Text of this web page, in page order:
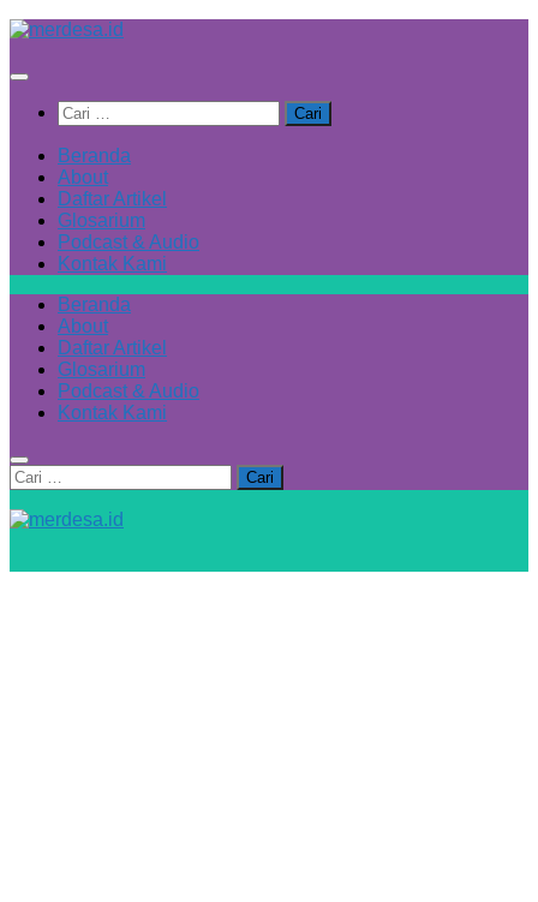
Skip
content
Cari
untuk:
Beranda
About
Daftar Artikel
Glosarium
Podcast & Audio
Kontak Kami
Beranda
About
Daftar Artikel
Glosarium
Podcast & Audio
Kontak Kami
Cari
untuk: